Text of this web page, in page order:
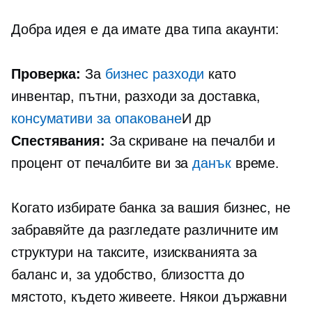
Добра идея е да имате два типа акаунти:
Проверка: За бизнес разходи като
инвентар, пътни, разходи за доставка,
консумативи за опакованеИ др
Спестявания: За скриване на печалби и
процент от печалбите ви заданъквреме.
Когато избирате банка за вашия бизнес, не
забравяйте да разгледате различните им
структури на таксите, изискванията за
баланс и, за удобство, близостта до
мястото, където живеете. Някои държавни